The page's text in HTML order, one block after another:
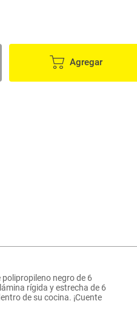
Agregar
negro de 6
rígida y estrecha de 6
de su cocina. ¡Cuente